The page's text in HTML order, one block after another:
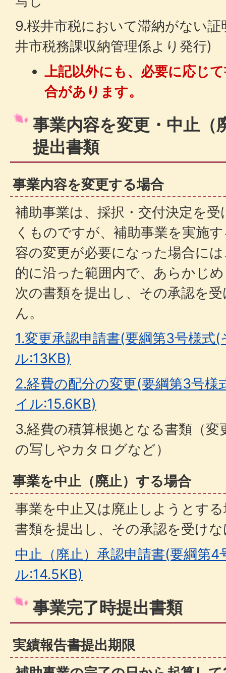
9.桜井市税において滞納がない
井市税務課収納管理係より発行)
上記以外にも、必要に応じ
合があります。
事業内容を変更・中止（
提出書類
事業内容を変更する場合
補助事業は、採択・交付決定を
くものですが、補助事業を実施
容の変更が必要になった場合に
的に沿った範囲内で、あらかじ
次の書類を提出し、その承認を
ん。
1.変更承認申請書(要綱第3号様式
ル:13KB)
2.経費の配分の変更(要綱第3号
イル:15.6KB)
3.経費の積算根拠となる書類（
の写しやカタログなど）
事業を中止（廃止）する場合
事業を中止又は廃止しようとす
書類を提出し、その承認を受け
中止（廃止）承認申請書(要綱第
ル:14.5KB)
事業完了時提出書類
実績報告書提出期限